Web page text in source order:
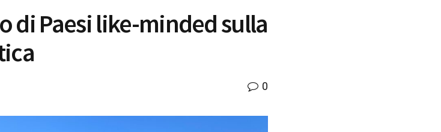
di Paesi like-minded sulla
0